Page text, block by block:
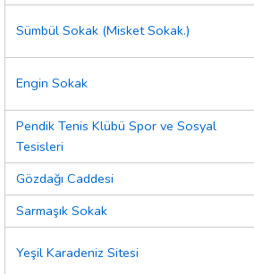
Sümbül Sokak (Misket Sokak.)
Engin Sokak
Pendik Tenis Klübü Spor ve Sosyal
Tesisleri
Gözdağı Caddesi
Sarmaşık Sokak
Yeşil Karadeniz Sitesi